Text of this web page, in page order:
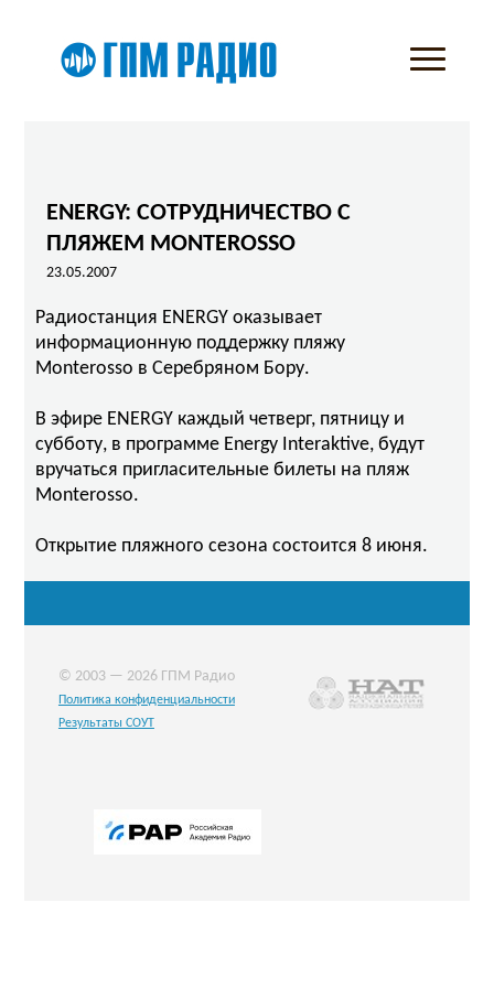
ENERGY: СОТРУДНИЧЕСТВО С
ПЛЯЖЕМ MONTEROSSO
23.05.2007
Радиостанция ENERGY оказывает
информационную поддержку пляжу
Monterosso в Серебряном Бору.
В эфире ENERGY каждый четверг, пятницу и
субботу, в программе Energy Interaktive, будут
вручаться пригласительные билеты на пляж
Monterosso.
Открытие пляжного сезона состоится 8 июня.
© 2003 — 2026 ГПМ Радио
Политика конфиденциальности
Результаты СОУТ